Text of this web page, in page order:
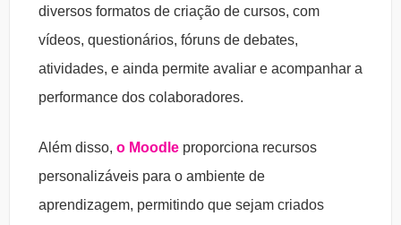
diversos formatos de criação de cursos, com
vídeos, questionários, fóruns de debates,
atividades, e ainda permite avaliar e acompanhar a
performance dos colaboradores.
Além disso, o Moodle proporciona recursos
personalizáveis para o ambiente de
aprendizagem, permitindo que sejam criados